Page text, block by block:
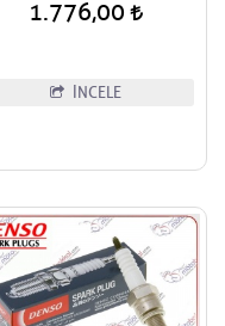
1.776,00
İNCELE